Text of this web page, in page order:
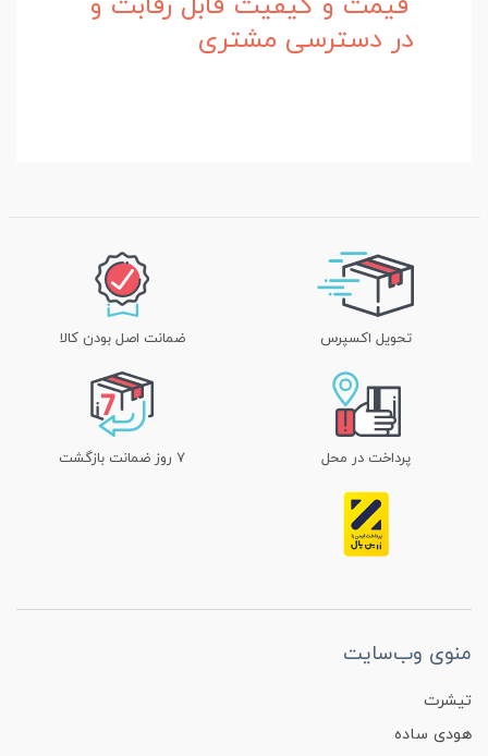
در دسترسی مشتری
تحویل اکسپرس ضمانت اصل بودن کالا
پرداخت در محل ۷ روز ضمانت بازگشت
منوی وب‌سایت
تیشرت
هودی ساده